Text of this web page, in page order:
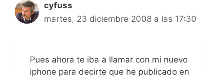
cyfuss
martes, 23 diciembre 2008 a las 17:30
Pues ahora te iba a llamar con mi nuevo
iphone para decirte que he publicado en